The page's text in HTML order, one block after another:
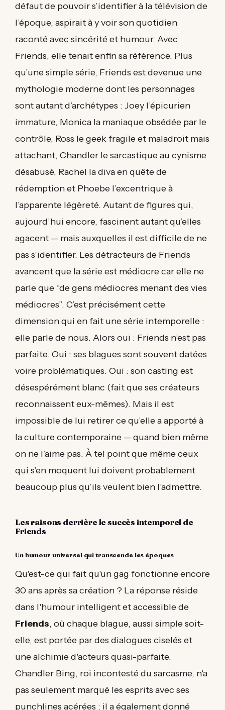
défaut de pouvoir s’identifier à la télévision de
l’époque, aspirait à y voir son quotidien
raconté avec sincérité et humour. Avec
Friends, elle tenait enfin sa référence. Plus
qu’une simple série, Friends est devenue une
mythologie moderne dont les personnages
sont autant d’archétypes : Joey l’épicurien
immature, Monica la maniaque obsédée par le
contrôle, Ross le geek fragile et maladroit mais
attachant, Chandler le sarcastique au cynisme
désabusé, Rachel la diva en quête de
rédemption et Phoebe l’excentrique à
l’apparente légèreté. Autant de figures qui,
aujourd’hui encore, fascinent autant qu’elles
agacent — mais auxquelles il est difficile de ne
pas s’identifier. Les détracteurs de Friends
avancent que la série est médiocre car elle ne
parle que “de gens médiocres menant des vies
médiocres”. C’est précisément cette
dimension qui en fait une série intemporelle :
elle parle de nous. Alors oui : Friends n’est pas
parfaite. Oui : ses blagues sont souvent datées
voire problématiques. Oui : son casting est
désespérément blanc (fait que ses créateurs
reconnaissent eux-mêmes). Mais il est
impossible de lui retirer ce qu’elle a apporté à
la culture contemporaine — quand bien même
on ne l’aime pas. À tel point que même ceux
qui s’en moquent lui doivent probablement
beaucoup plus qu’ils veulent bien l’admettre.
Les raisons derrière le succès intemporel de
Friends
Un humour universel qui transcende les époques
Qu'est-ce qui fait qu'un gag fonctionne encore
30 ans après sa création ? La réponse réside
dans l'humour intelligent et accessible de
Friends, où chaque blague, aussi simple soit-
elle, est portée par des dialogues ciselés et
une alchimie d'acteurs quasi-parfaite.
Chandler Bing, roi incontesté du sarcasme, n'a
pas seulement marqué les esprits avec ses
punchlines acérées ; il a également donné